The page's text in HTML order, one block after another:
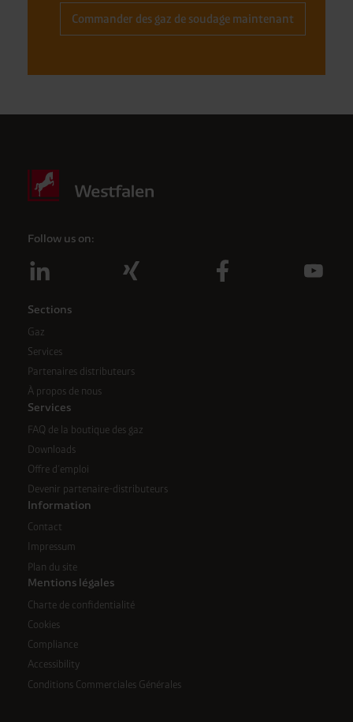
Commander des gaz de soudage maintenant
Follow us on:
Sections
Gaz
Services
Partenaires distributeurs
À propos de nous
Services
FAQ de la boutique des gaz
Downloads
Offre d´emploi
Devenir partenaire-distributeurs
Information
Contact
Impressum
Plan du site
Mentions légales
Charte de confidentialité
Cookies
Compliance
Accessibility
Conditions Commerciales Générales